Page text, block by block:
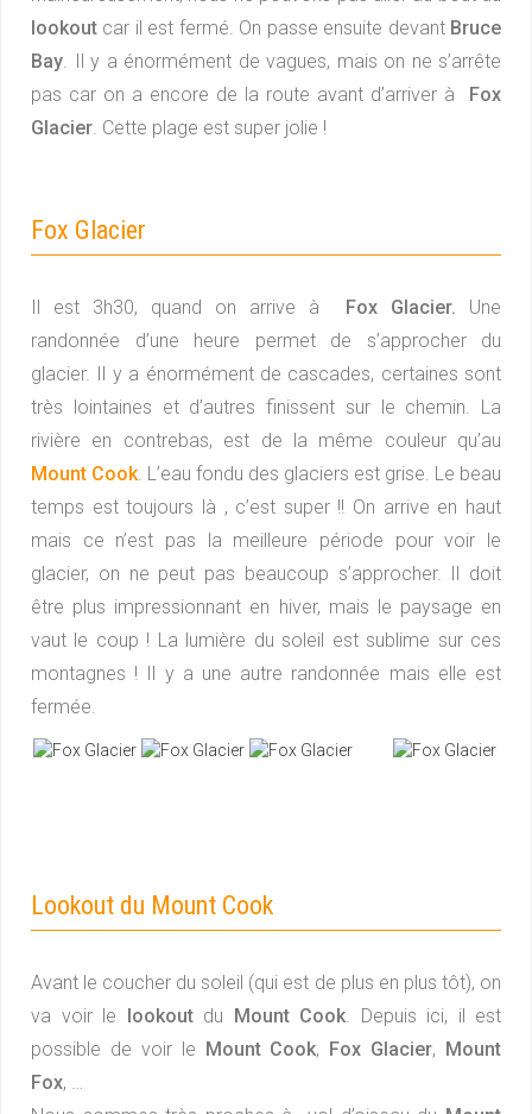
lookout car il est fermé. On passe ensuite devant Bruce
Bay. Il y a énormément de vagues, mais on ne s’arrête
pas car on a encore de la route avant d’arriver à Fox
Glacier. Cette plage est super jolie !
Fox Glacier
Il est 3h30, quand on arrive à Fox Glacier. Une
randonnée d’une heure permet de s’approcher du
glacier. Il y a énormément de cascades, certaines sont
très lointaines et d’autres finissent sur le chemin. La
rivière en contrebas, est de la même couleur qu’au
Mount Cook. L’eau fondu des glaciers est grise. Le beau
temps est toujours là , c’est super !! On arrive en haut
mais ce n’est pas la meilleure période pour voir le
glacier, on ne peut pas beaucoup s’approcher. Il doit
être plus impressionnant en hiver, mais le paysage en
vaut le coup ! La lumière du soleil est sublime sur ces
montagnes ! Il y a une autre randonnée mais elle est
fermée.
Lookout du Mount Cook
Avant le coucher du soleil (qui est de plus en plus tôt), on
va voir le lookoutdu Mount Cook. Depuis ici, il est
possible de voir le Mount Cook, Fox Glacier, Mount
Fox, …